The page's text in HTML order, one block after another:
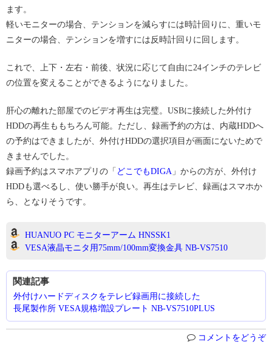
ます。
軽いモニターの場合、テンションを減らすには時計回りに、重いモ
ニターの場合、テンションを増すには反時計回りに回します。
これで、上下・左右・前後、状況に応じて自由に24インチのテレビ
の位置を変えることができるようになりました。
肝心の離れた部屋でのビデオ再生は完璧。USBに接続した外付け
HDDの再生ももちろん可能。ただし、録画予約の方は、内蔵HDDへ
の予約はできましたが、外付けHDDの選択項目が画面にないためで
きませんでした。
録画予約はスマホアプリの「 どこでもDIGA 」からの方が、外付け
HDDも選べるし、使い勝手が良い。再生はテレビ、録画はスマホか
ら、となりそうです。
HUANUO PC モニターアーム HNSSK1
VESA液晶モニタ用75mm/100mm変換金具 NB-VS7510
関連記事
外付けハードディスクをテレビ録画用に接続した
長尾製作所 VESA規格増設プレート NB-VS7510PLUS
コメントをどうぞ